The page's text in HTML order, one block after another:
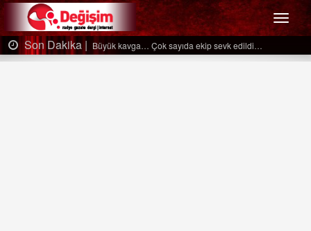
Menü
Son Dakika | Büyük kavga… Çok sayıda ekip sevk edildi…